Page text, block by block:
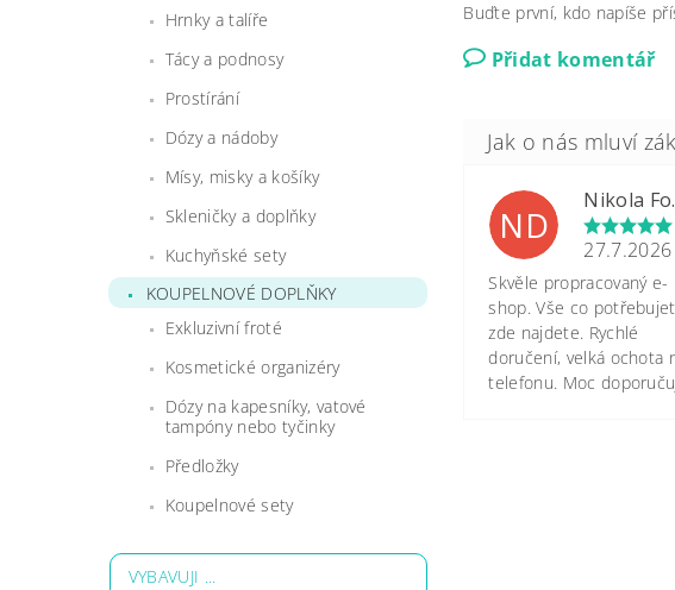
Hrnky a talíře
Tácy a podnosy
Prostírání
Dózy a nádoby
Mísy, misky a košíky
Skleničky a doplňky
Kuchyňské sety
KOUPELNOVÉ DOPLŇKY
Exkluzivní froté
Kosmetické organizéry
Dózy na kapesníky, vatové
tampóny nebo tyčinky
Předložky
Koupelnové sety
VYBAVUJI ...
Buďte první, kdo napíše
Přidat komentář
ND
27.7.2026
Skvěle propracovaný e-
shop. Vše co
zde najdete. Rychlé
doručení, velká ochota
telefonu. Moc